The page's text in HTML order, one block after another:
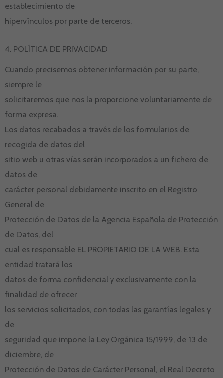
establecimiento de
hipervínculos por parte de terceros.
4. POLÍTICA DE PRIVACIDAD
Cuando precisemos obtener información por su parte,
siempre le
solicitaremos que nos la proporcione voluntariamente de
forma expresa.
Los datos recabados a través de los formularios de
recogida de datos del
sitio web u otras vías serán incorporados a un fichero de
datos de
carácter personal debidamente inscrito en el Registro
General de
Protección de Datos de la Agencia Española de Protección
de Datos, del
cual es responsable EL PROPIETARIO DE LA WEB. Esta
entidad tratará los
datos de forma confidencial y exclusivamente con la
finalidad de ofrecer
los servicios solicitados, con todas las garantías legales y
de
seguridad que impone la Ley Orgánica 15/1999, de 13 de
diciembre, de
Protección de Datos de Carácter Personal, el Real Decreto